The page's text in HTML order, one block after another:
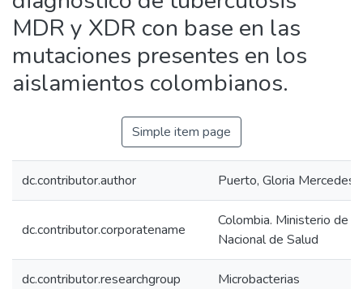
MDR y XDR con base en las
mutaciones presentes en los
aislamientos colombianos.
Simple item page
dc.contributor.author Puerto, Gloria Mercedes
dc.contributor.corporatename
Colombia. Ministerio de
Nacional de Salud
dc.contributor.researchgroup Microbacterias